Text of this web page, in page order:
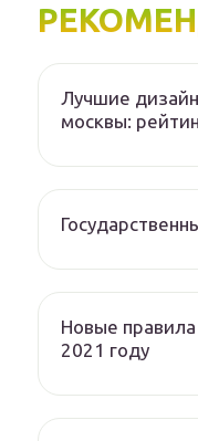
Лучшие
москвы:
Новые правила
2021 году